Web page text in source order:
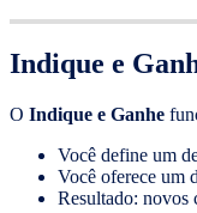
Indique e
O Indique e Ganhe
Você define um
Você oferece um
Resultado: novos